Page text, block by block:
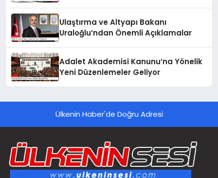
Ulaştırma ve Altyapı Bakanı
Uraloğlu’ndan Önemli Açıklamalar
Adalet Akademisi Kanunu’na Yönelik
Yeni Düzenlemeler Geliyor
Ülkenin Haber'de Doğru Adresi